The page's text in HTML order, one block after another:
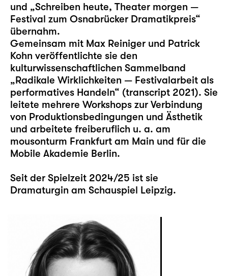
und „Schreiben heute, Theater morgen —
Festival zum Osnabrücker Dramatikpreis“
übernahm.
Gemeinsam mit Max Reiniger und Patrick
Kohn veröffentlichte sie den
kulturwissenschaftlichen Sammelband
„Radikale Wirklichkeiten — Festivalarbeit als
performatives Handeln“ (transcript 2021). Sie
leitete mehrere Workshops zur Verbindung
von Produktionsbedingungen und Ästhetik
und arbeitete freiberuflich u. a. am
mousonturm Frankfurt am Main und für die
Mobile Akademie Berlin.
Seit der Spielzeit 2024/25 ist sie
Dramaturgin am Schauspiel Leipzig.